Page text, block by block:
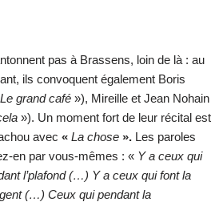
pas à Brassens, loin de là : au
ils convoquent également Boris
Le grand café »), Mireille et Jean Nohain
»). Un moment fort de leur récital est
avec « La chose ». Les paroles
en par vous-mêmes : « Y a ceux qui
l’plafond (…) Y a ceux qui font la
(…) Ceux qui pendant la